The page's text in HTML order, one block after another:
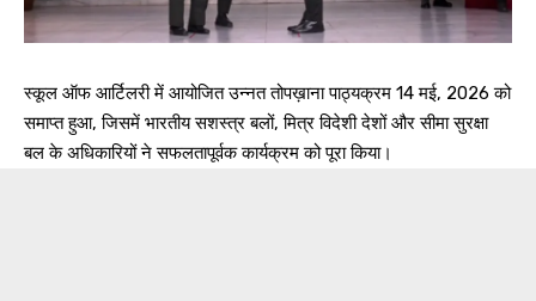
स्कूल ऑफ आर्टिलरी में आयोजित उन्नत तोपख़ाना पाठ्यक्रम 14 मई, 2026 को
समाप्त हुआ, जिसमें भारतीय सशस्त्र बलों, मित्र विदेशी देशों और सीमा सुरक्षा
बल के अधिकारियों ने सफलतापूर्वक कार्यक्रम को पूरा किया।